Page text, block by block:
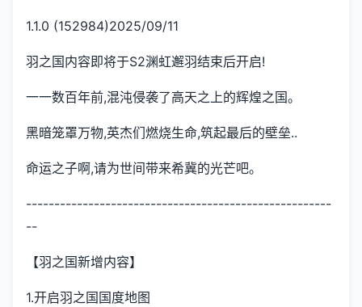
1.1.0 (152984)2025/09/11
羽之国内容即将于S2渊虹邂羽结束后开启!
一一数百年前,混沌侵袭了高天之上的辉煌之国。
黑暗笼罩万物,英杰们燃烧生命,筑起最后的壁垒..
命运之子啊,请为世间带来希冀的光芒吧。
------------------------------------------------------
--
【羽之国新增内容】
1.开启羽之国国度地图